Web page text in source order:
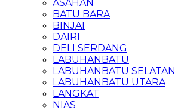
ASAHAN
BATU BARA
BINJAI
DAIRI
DELI SERDANG
LABUHANBATU
LABUHANBATU SELATAN
LABUHANBATU UTARA
LANGKAT
NIAS